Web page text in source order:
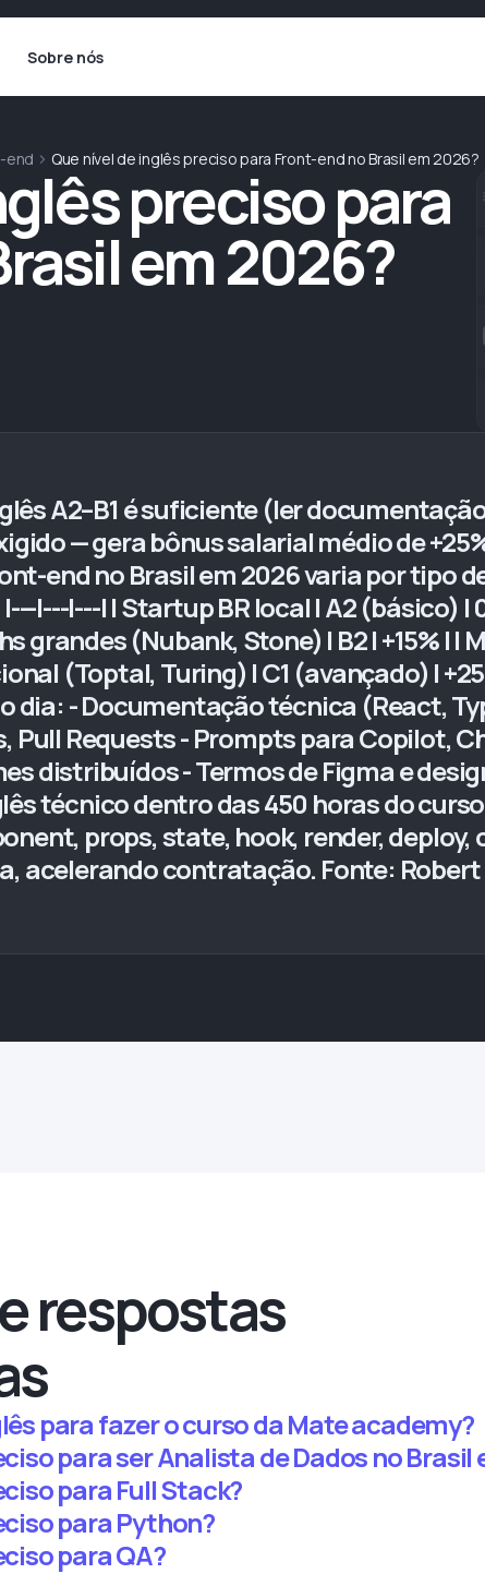
Sobre nós
end Que nível de inglês preciso para Front-end no Brasil em 2026?
preciso para
em 2026?
A2–B1 é suficiente (ler
— gera bônus salarial médio de
end no Brasil em 2026 varia por tipo
|---|---| | Startup BR local | A2 (básico) |
grandes (Nubank, Stone) | B2 | +15% |
(Toptal, Turing) | C1 (avançado) |
dia: - Documentação técnica (React,
Pull Requests - Prompts para Copilot,
distribuídos - Termos de Figma e
técnico dentro das 450 horas do
props, state, hook, render, deploy,
acelerando contratação. Fonte:
respostas
para fazer o curso da Mate academy?
para ser Analista de Dados no Brasil
para Full Stack?
para Python?
para QA?